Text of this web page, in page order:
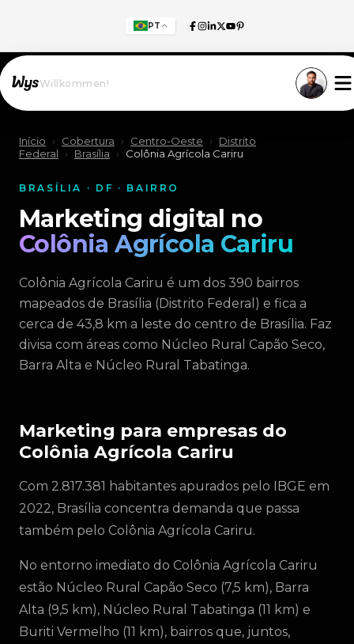
PT
Willkommen!
Início › Cobertura › Centro-Oeste ›
Distrito
Federal
› Brasília › Colônia Agrícola Cariru
BRASÍLIA · DF · BAIRRO
Marketing digital no
Colônia Agrícola Cariru
Colônia Agrícola Cariru é um dos 390 bairros
mapeados de Brasília (Distrito Federal) e fica a
cerca de 43,8 km a leste do centro de Brasília. Faz
divisa com áreas como Núcleo Rural Capão Seco,
Barra Alta e Núcleo Rural Tabatinga.
Marketing para empresas do
Colônia Agrícola Cariru
Com 2.817.381 habitantes apurados pelo IBGE em
2022, Brasília concentra demanda que passa
também pelo Colônia Agrícola Cariru.
No entorno imediato do Colônia Agrícola Cariru
estão Núcleo Rural Capão Seco (7,5 km), Barra
Alta (9,5 km), Núcleo Rural Tabatinga (11 km) e
Buriti Vermelho (11 km), bairros que, juntos,